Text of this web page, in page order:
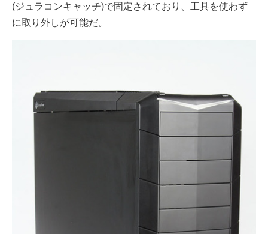
(ジュラコンキャッチ)で固定されており、工具を使わず
に取り外しが可能だ。